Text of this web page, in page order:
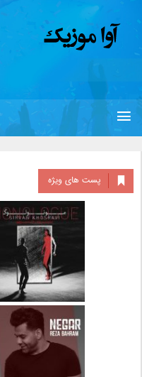
پست های ویژه
دانلود آلبوم جدید سیروان
خسروی بنام مونولوگ